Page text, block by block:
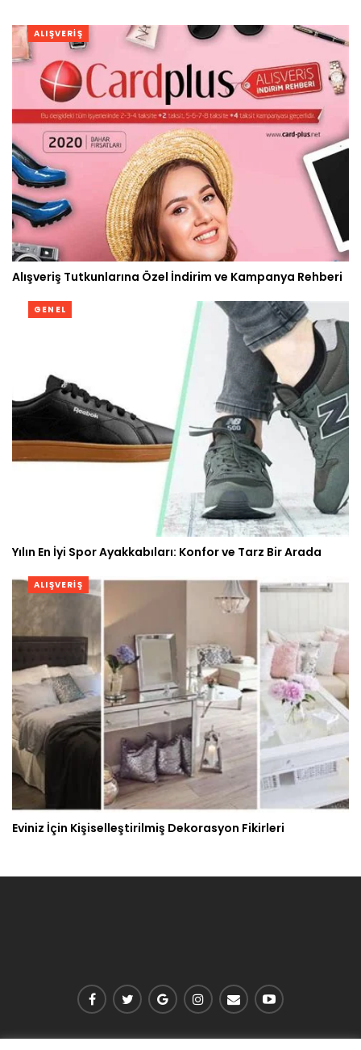
ALIŞVERIŞ
Alışveriş Tutkunlarına Özel İndirim ve Kampanya Rehberi
GENEL
Yılın En İyi Spor Ayakkabıları: Konfor ve Tarz Bir Arada
ALIŞVERIŞ
Eviniz İçin Kişiselleştirilmiş Dekorasyon Fikirleri